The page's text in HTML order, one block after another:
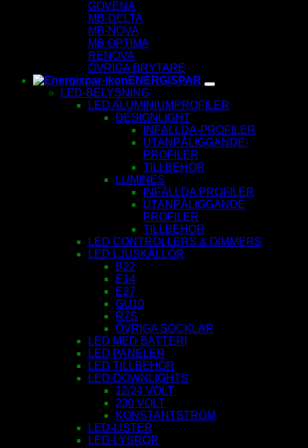
GOVENA
MB-DELTA
MB-NOVA
MB OPTIMA
RENOVA
ÖVRIGA BRYTARE
ENERGISPAR
LED-BELYSNING
LED ALUMINIUMPROFILER
DESIGNLIGHT
INFÄLLDA-PROFILER
UTANPÅLIGGANDE-
PROFILER
TILLBEHÖR
LUMINES
INFÄLLDA PROFILER
UTANPÅLIGGANDE
PROFILER
TILLBEHÖR
LED CONTROLLERS & DIMMERS
LED LJUSKÄLLOR
B22
E14
E27
GU10
R7S
ÖVRIGA SOCKLAR
LED MED BATTERI
LED PANELER
LED TILLBEHÖR
LED-DOWNLIGHTS
12/24 VOLT
230 VOLT
KONSTANTSTRÖM
LED-LISTER
LED-LYSRÖR